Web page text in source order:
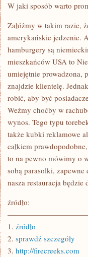
W jaki sposób warto
Załóżmy w takim razie,
amerykańskie jedzenie.
hamburgery są
mieszkańców USA to
umiejętnie prowadzona,
znajdzie klientelę.
robić, aby być
Weźmy choćby w
wynos. Tego typu
także kubki reklamowe
całkiem
to na pewno mówimy o
sobą parasolki,
nasza restauracja
źródło:
1. źródło
2. sprawdź szczegóły
3. http://firecreeks.com